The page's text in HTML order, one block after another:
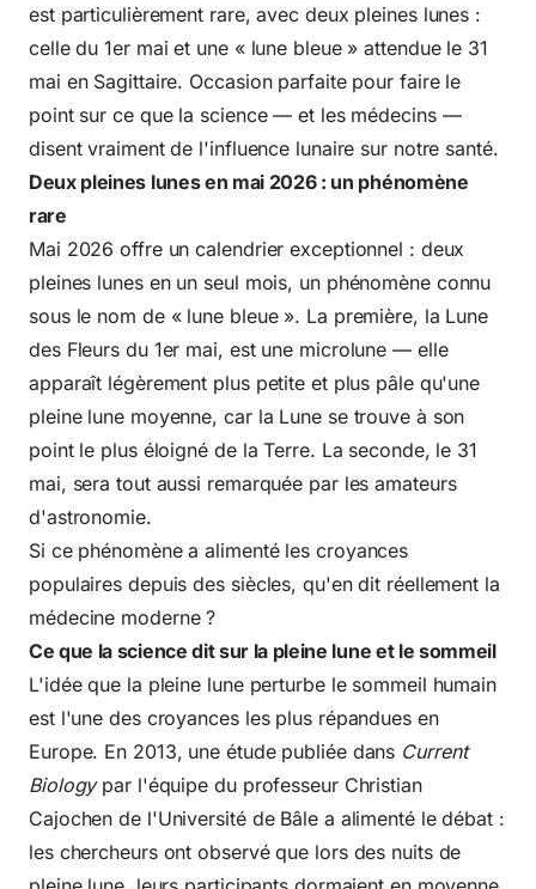
est particulièrement rare, avec deux pleines lunes :
celle du 1er mai et une « lune bleue » attendue le 31
mai en Sagittaire. Occasion parfaite pour faire le
point sur ce que la science — et les médecins —
disent vraiment de l'influence lunaire sur notre santé.
Deux pleines lunes en mai 2026 : un phénomène
rare
Mai 2026 offre un calendrier exceptionnel : deux
pleines lunes en un seul mois, un phénomène connu
sous le nom de « lune bleue ». La première, la Lune
des Fleurs du 1er mai, est une microlune — elle
apparaît légèrement plus petite et plus pâle qu'une
pleine lune moyenne, car la Lune se trouve à son
point le plus éloigné de la Terre. La seconde, le 31
mai, sera tout aussi remarquée par les amateurs
d'astronomie.
Si ce phénomène a alimenté les croyances
populaires depuis des siècles, qu'en dit réellement la
médecine moderne ?
Ce que la science dit sur la pleine lune et le sommeil
L'idée que la pleine lune perturbe le sommeil humain
est l'une des croyances les plus répandues en
Europe. En 2013, une étude publiée dans Current
Biologypar l'équipe du professeur Christian
Cajochen de l'Université de Bâle a alimenté le débat :
les chercheurs ont observé que lors des nuits de